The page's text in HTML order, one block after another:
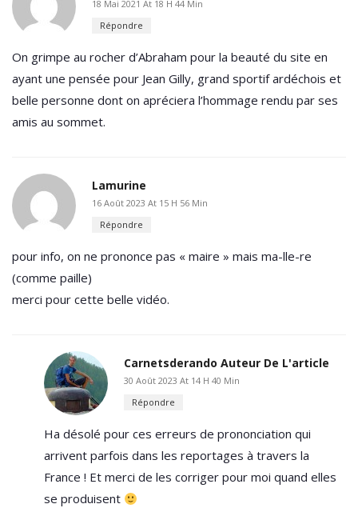
18 Mai 2021 At 18 H 44 Min
Répondre
On grimpe au rocher d’Abraham pour la beauté du site en
ayant une pensée pour Jean Gilly, grand sportif ardéchois et
belle personne dont on apréciera l’hommage rendu par ses
amis au sommet.
Lamurine
16 Août 2023 At 15 H 56 Min
Répondre
pour info, on ne prononce pas « maire » mais ma-lle-re
(comme paille)
merci pour cette belle vidéo.
Carnetsderando Auteur De L'article
30 Août 2023 At 14 H 40 Min
Répondre
Ha désolé pour ces erreurs de prononciation qui
arrivent parfois dans les reportages à travers la
France ! Et merci de les corriger pour moi quand elles
se produisent